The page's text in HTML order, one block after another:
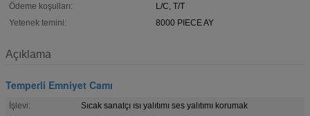
Ödeme koşulları:
L/C, T/T
Yetenek temini:
8000 PIECE AY
Açıklama
Temperli Emniyet Camı
İşlevi:
Sıcak sanatçı ısı yalıtımı ses yalıtımı korumak